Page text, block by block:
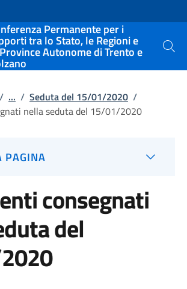
sito
Permanente per i
tra lo Stato, le Regioni e
Autonome di Trento e Cerca
/ ... / Seduta del 15/01/2020 /
nella seduta del 15/01/2020
PAGINA
consegnati
del